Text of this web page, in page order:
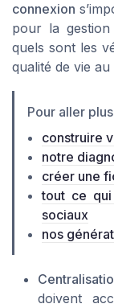
connexion
pour la
quels sont les
qualité de vie
Pour aller
construire
notre
créer une
tout ce qui
sociaux
nos
doivent